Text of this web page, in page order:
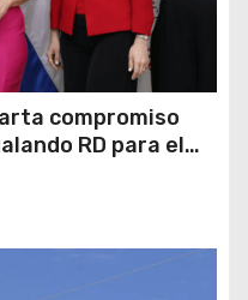
compromiso
RD para el